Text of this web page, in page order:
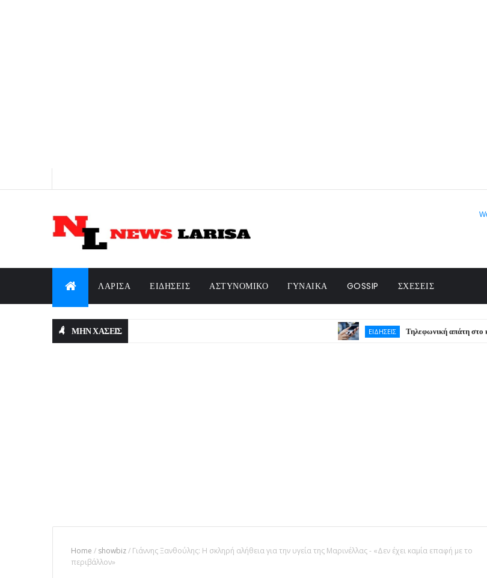
ΛΑΡΙΣΑ ΕΙΔΗΣΕΙΣ ΑΣΤΥΝΟΜΙΚΟ ΓΥΝΑΙΚΑ GOSSIP ΣΧΕΣΕΙΣ
ΜΗΝ ΧΑΣΕΙΣ ΕΙΔΗΣΕΙΣ Τηλεφωνική απάτη στο κινητό:
Home / showbiz/ Γιάννης Ξανθούλης: Η σκληρή αλήθεια για την υγεία της Μαρινέλλας - «Δεν έχει καμία επαφή με το
περιβάλλον»